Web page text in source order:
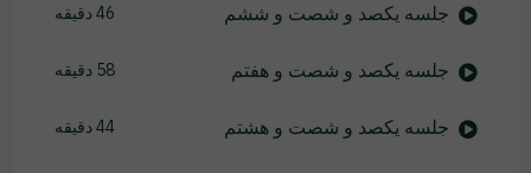
جلسه یکصد و شصت و ششم 46 دقیقه
جلسه یکصد و شصت و هفتم 58 دقیقه
جلسه یکصد و شصت و هشتم 44 دقیقه